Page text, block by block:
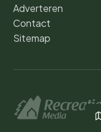
Adverteren
Contact
Sitemap